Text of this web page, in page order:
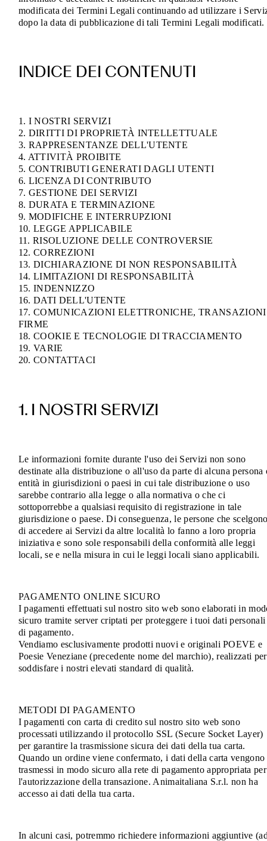
modificata dei Termini Legali continuando ad utilizzare i
dopo la data di pubblicazione di tali Termini Legali modificati.
INDICE DEI CONTENUTI
1. I NOSTRI SERVIZI
2. DIRITTI DI PROPRIETÀ INTELLETTUALE
3. RAPPRESENTANZE DELL'UTENTE
4. ATTIVITÀ PROIBITE
5. CONTRIBUTI GENERATI DAGLI UTENTI
6. LICENZA DI CONTRIBUTO
7. GESTIONE DEI SERVIZI
8. DURATA E TERMINAZIONE
9. MODIFICHE E INTERRUPZIONI
10. LEGGE APPLICABILE
11. RISOLUZIONE DELLE CONTROVERSIE
12. CORREZIONI
13. DICHIARAZIONE DI NON RESPONSABILITÀ
14. LIMITAZIONI DI RESPONSABILITÀ
15. INDENNIZZO
16. DATI DELL'UTENTE
17. COMUNICAZIONI ELETTRONICHE,
FIRME
18. COOKIE E TECNOLOGIE DI TRACCIAMENTO
19. VARIE
20. CONTATTACI
1. I NOSTRI SERVIZI
Le informazioni fornite durante l'uso dei Servizi non sono
destinate alla distribuzione o all'uso da parte di alcuna persona
entità in giurisdizioni o paesi in cui tale distribuzione o uso
sarebbe contrario alla legge o alla normativa o che ci
sottoporrebbe a qualsiasi requisito di registrazione in tale
giurisdizione o paese. Di conseguenza, le persone che
di accedere ai Servizi da altre località lo fanno a loro propria
iniziativa e sono sole responsabili della conformità alle leggi
locali, se e nella misura in cui le leggi locali siano applicabili.
PAGAMENTO ONLINE SICURO
I pagamenti effettuati sul nostro sito web sono elaborati in
sicuro tramite server criptati per proteggere i tuoi dati personali
di pagamento.
Vendiamo esclusivamente prodotti nuovi e originali POEVE e
Poesie Veneziane (precedente nome del marchio), realizzati per
soddisfare i nostri elevati standard di qualità.
METODI DI PAGAMENTO
I pagamenti con carta di credito sul nostro sito web sono
processati utilizzando il protocollo SSL (Secure Socket Layer)
per garantire la trasmissione sicura dei dati della tua carta.
Quando un ordine viene confermato, i dati della carta vengono
trasmessi in modo sicuro alla rete di pagamento appropriata per
l'autorizzazione della transazione. Animaitaliana S.r.l. non ha
accesso ai dati della tua carta.
In alcuni casi, potremmo richiedere informazioni aggiuntive